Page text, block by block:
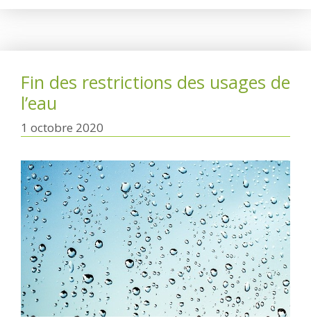
Fin des restrictions des usages de
l’eau
1 octobre 2020